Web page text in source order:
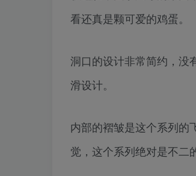
看还真是颗可爱的鸡蛋。
洞口的设计非常简约，没
滑设计。
内部的褶皱是这个系列的
觉，这个系列绝对是不二